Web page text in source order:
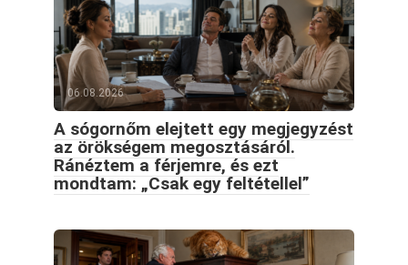
06.08.2026
A sógornőm elejtett egy megjegyzést
az örökségem megosztásáról.
Ránéztem a férjemre, és ezt
mondtam: „Csak egy feltétellel”